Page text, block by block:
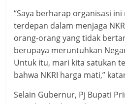
“Saya berharap organisasi
terdepan dalam menjaga
orang-orang yang tidak
berupaya meruntuhkan
Untuk itu, mari kita satukan
bahwa NKRI harga mati,”
Selain Gubernur, Pj Bupati